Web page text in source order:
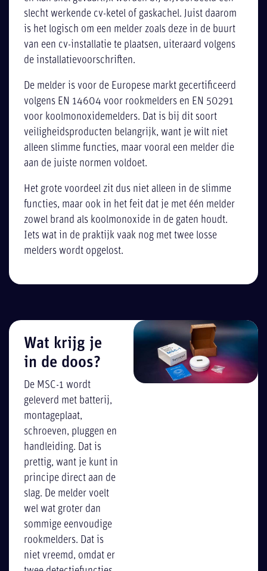
slecht werkende cv-ketel of gaskachel. Juist daarom
is het logisch om een melder zoals deze in de buurt
van een cv-installatie te plaatsen, uiteraard volgens
de installatievoorschriften.
De melder is voor de Europese markt gecertificeerd
volgens EN 14604 voor rookmelders en EN 50291
voor koolmonoxidemelders. Dat is bij dit soort
veiligheidsproducten belangrijk, want je wilt niet
alleen slimme functies, maar vooral een melder die
aan de juiste normen voldoet.
Het grote voordeel zit dus niet alleen in de slimme
functies, maar ook in het feit dat je met één melder
zowel brand als koolmonoxide in de gaten houdt.
Iets wat in de praktijk vaak nog met twee losse
melders wordt opgelost.
Wat krijg je
in de doos?
De MSC-1 wordt
geleverd met batterij,
montageplaat,
schroeven, pluggen en
handleiding. Dat is
prettig, want je kunt in
principe direct aan de
slag. De melder voelt
wel wat groter dan
sommige eenvoudige
rookmelders. Dat is
niet vreemd, omdat er